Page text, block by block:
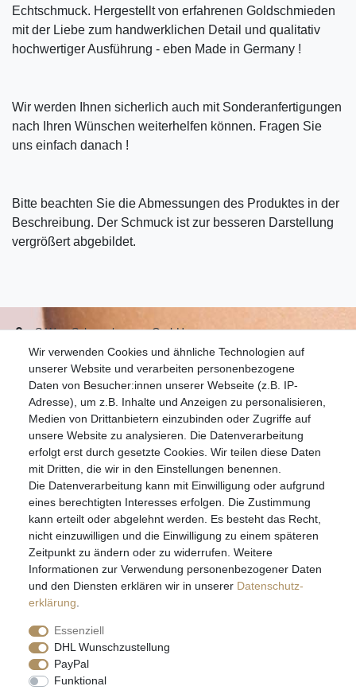
Echtschmuck. Hergestellt von erfahrenen Goldschmieden
mit der Liebe zum handwerklichen Detail und qualitativ
hochwertiger Ausführung - eben Made in Germany !
Wir werden Ihnen sicherlich auch mit Sonderanfertigungen
nach Ihren Wünschen weiterhelfen können. Fragen Sie
uns einfach danach !
Bitte beachten Sie die Abmessungen des Produktes in der
Beschreibung. Der Schmuck ist zur besseren Darstellung
vergrößert abgebildet.
Wir verwenden Cookies und ähnliche Technologien auf
unserer Website und verarbeiten personenbezogene
Daten von Besucher:innen unserer Webseite (z.B. IP-
Adresse), um z.B. Inhalte und Anzeigen zu personalisieren,
Medien von Drittanbietern einzubinden oder Zugriffe auf
unsere Website zu analysieren. Die Datenverarbeitung
erfolgt erst durch gesetzte Cookies. Wir teilen diese Daten
mit Dritten, die wir in den Einstellungen benennen.
Die Datenverarbeitung kann mit Einwilligung oder aufgrund
eines berechtigten Interesses erfolgen. Die Zustimmung
kann erteilt oder abgelehnt werden. Es besteht das Recht,
nicht einzuwilligen und die Einwilligung zu einem späteren
Zeitpunkt zu ändern oder zu widerrufen. Weitere
Informationen zur Verwendung personenbezogener Daten
und den Diensten erklären wir in unserer Daten­schutz­
erklärung
Essenziell
DHL Wunschzustellung
PayPal
Funktional
S.W.w. Schmuckwaren GmbH
07051-9608828
info@schmuckador.de
Montag bis Freitag 8.30 – 12.00 Uhr und 13.30 bis 17.30 Uhr
Widerrufs­recht Widerrufs­formular Impressum
Daten­schutz­erklärung AGB
E-MAIL **
Hiermit bestätige ich, dass ich die